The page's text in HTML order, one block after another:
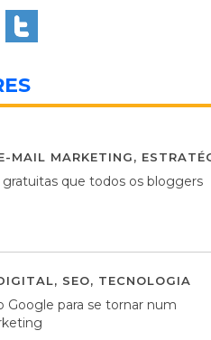
MAIL MARKETING,
gratuitas que todos os bloggers
, SEO, TECNOLOGIA
Google para se tornar num